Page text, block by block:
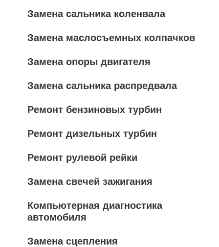
Замена сальника коленвала
Замена маслосъемных колпачков
Замена опоры двигателя
Замена сальника распредвала
Ремонт бензиновых турбин
Ремонт дизельных турбин
Ремонт рулевой рейки
Замена свечей зажигания
Компьютерная диагностика
автомобиля
Замена сцепления